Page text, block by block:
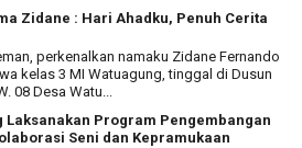
Zidane : Hari Ahadku, Penuh Cerita
perkenalkan namaku Zidane Fernando
kelas 3 MI Watuagung, tinggal di Dusun
08 Desa Watu...
Laksanakan Program Pengembangan
Seni dan Kepramukaan